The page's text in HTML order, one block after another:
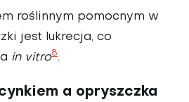
roślinnym pomocnym w
jest lukrecja, co
in vitro8.
a opryszczka